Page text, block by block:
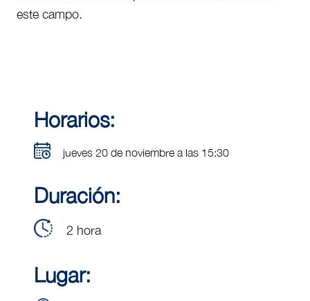
este campo.
Horarios:
jueves 20 de noviembre a las 15:30
Duración:
2 hora
Lugar: